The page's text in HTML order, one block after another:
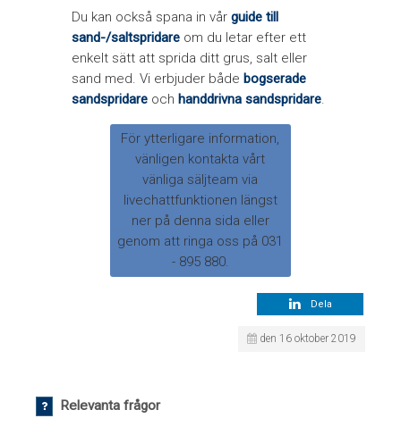
Du kan också spana in vår guide till
sand-/saltspridare om du letar efter ett
enkelt sätt att sprida ditt grus, salt eller
sand med. Vi erbjuder både bogserade
sandspridare och handdrivna sandspridare
För ytterligare information,
vänligen kontakta vårt
vänliga säljteam via
livechattfunktionen längst
ner på denna sida eller
genom att ringa oss på 031
- 895 880.
Dela
den 16 oktober 2019
Relevanta frågor